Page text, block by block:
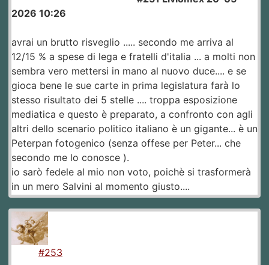
2026 10:26
avrai un brutto risveglio ..... secondo me arriva al
12/15 % a spese di lega e fratelli d'italia ... a molti non
sembra vero mettersi in mano al nuovo duce.... e se
gioca bene le sue carte in prima legislatura farà lo
stesso risultato dei 5 stelle .... troppa esposizione
mediatica e questo è preparato, a confronto con agli
altri dello scenario politico italiano è un gigante... è un
Peterpan fotogenico (senza offese per Peter... che
secondo me lo conosce ).
io sarò fedele al mio non voto, poichè si trasformerà
in un mero Salvini al momento giusto....
#253